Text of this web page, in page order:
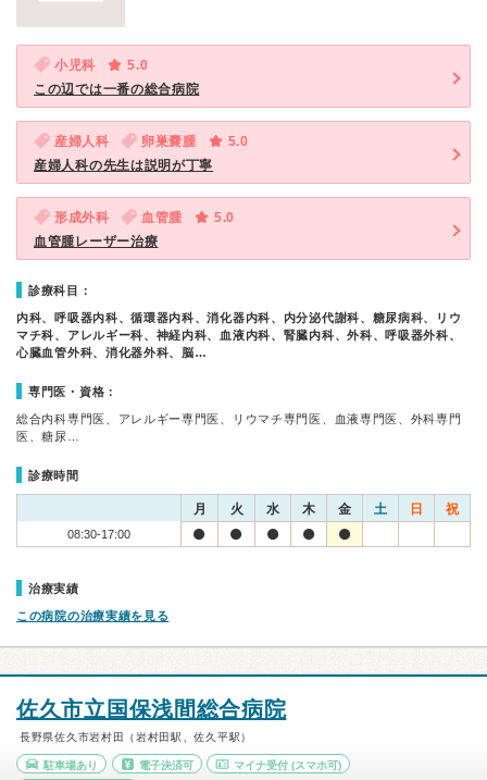
小児科
5.0
この辺では一番の総合病院
産婦人科 卵巣嚢腫
5.0
産婦人科の先生は説明が丁寧
形成外科 血管腫
5.0
血管腫レーザー治療
診療科目：
内科、呼吸器内科、循環器内科、消化器内科、内分泌代謝科、糖尿病科、リウ
マチ科、アレルギー科、神経内科、血液内科、腎臓内科、外科、呼吸器外科、
心臓血管外科、消化器外科、脳…
専門医・資格：
総合内科専門医、アレルギー専門医、リウマチ専門医、血液専門医、外科専門
医、糖尿…
診療時間
月 火 水 木 金 土 日 祝
08:30-17:00
治療実績
この病院の治療実績を見る
佐久市立国保浅間総合病院
長野県佐久市岩村田（岩村田駅、佐久平駅）
駐車場あり 電子決済可 マイナ受付 (スマホ可)